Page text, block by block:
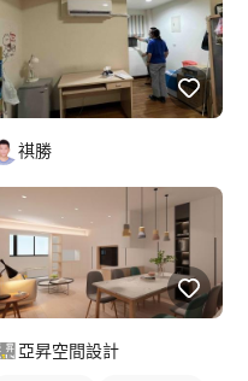
祺勝
亞昇空間設計